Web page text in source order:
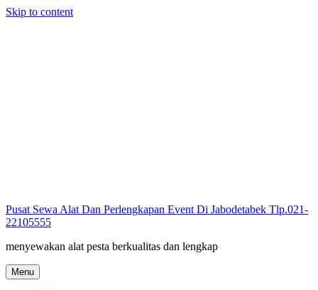
Skip to content
Pusat Sewa Alat Dan Perlengkapan Event Di Jabodetabek Tlp.021-
22105555
menyewakan alat pesta berkualitas dan lengkap
Menu